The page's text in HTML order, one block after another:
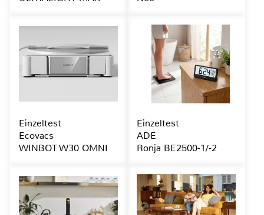
Einzeltest
Ecovacs
WINBOT W30 OMNI
Einzeltest
ADE
Ronja BE2500-1/-2